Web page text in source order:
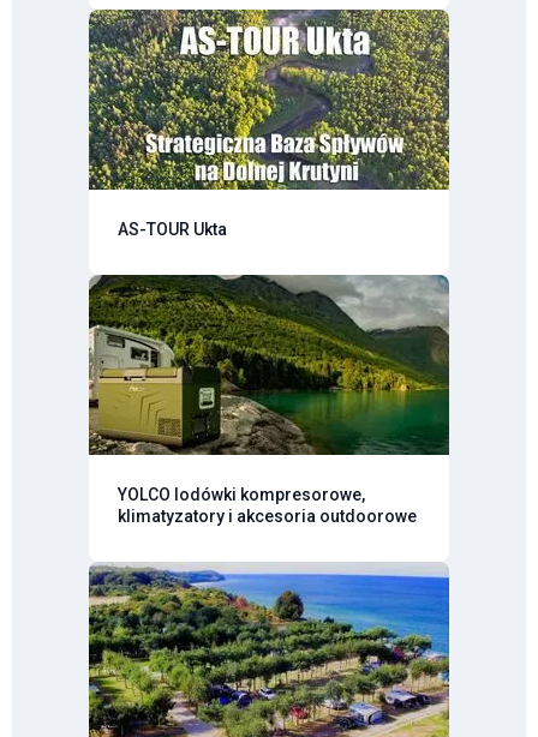
AS-TOUR Ukta
YOLCO lodówki kompresorowe,
klimatyzatory i akcesoria outdoorowe